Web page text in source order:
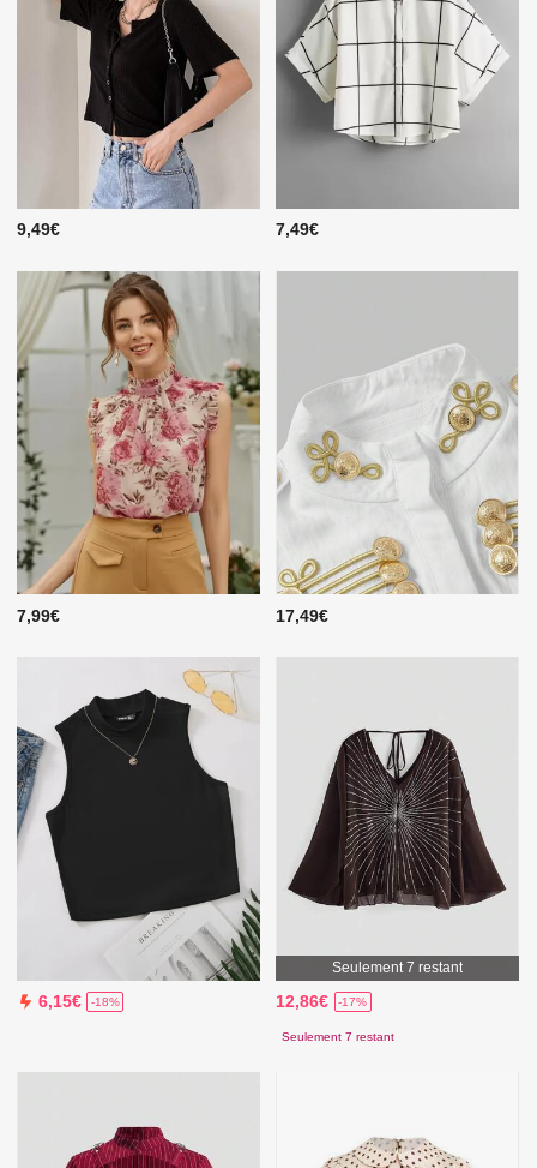
9,49€ 7,49€
7,99€ 17,49€
6,15€ -18%
Seulement 7 restant
12,86€ -17%
Seulement 7 restant